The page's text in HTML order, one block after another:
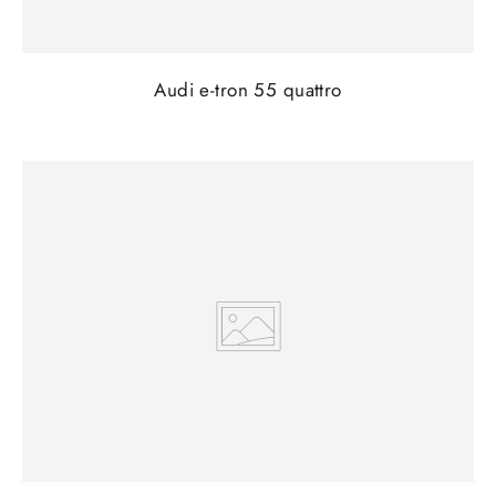
Audi e-tron 55 quattro